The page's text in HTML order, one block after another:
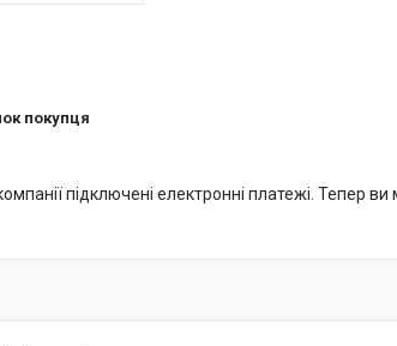
покупця
підключені електронні платежі. Тепер